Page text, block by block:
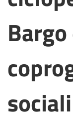
sociali